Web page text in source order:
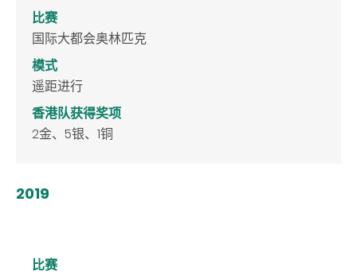
比赛
国际大都会奥林匹克
模式
遥距进行
香港队获得奖项
2金、5银、1铜
2019
比赛